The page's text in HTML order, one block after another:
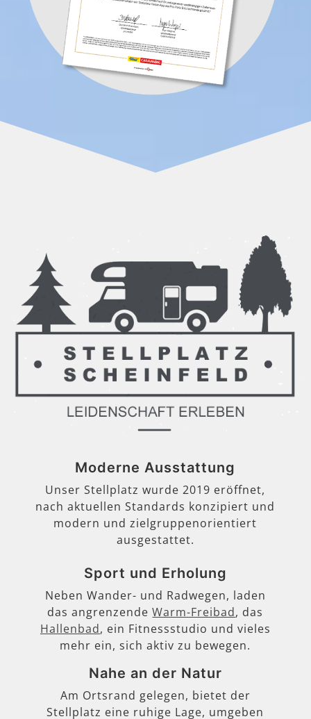
Moderne Ausstattung
Unser Stellplatz wurde 2019 eröffnet,
nach aktuellen Standards konzipiert und
modern und zielgruppenorientiert
ausgestattet.
Sport und Erholung
Neben Wander- und Radwegen, laden
das angrenzendeWarm-Freibad, das
Hallenbad, ein Fitnessstudio und vieles
mehr ein, sich aktiv zu bewegen.
Nahe an der Natur
Am Ortsrand gelegen, bietet der
Stellplatz eine ruhige Lage, umgeben